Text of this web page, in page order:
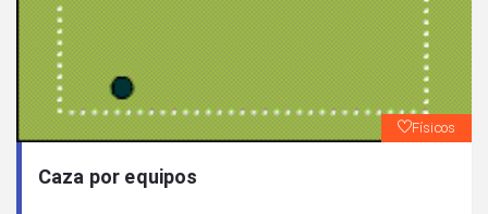
Físicos
Caza por equipos